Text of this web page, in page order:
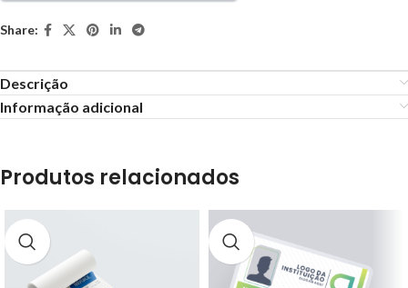
Share:
Descrição
Informação adicional
Produtos relacionados